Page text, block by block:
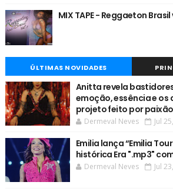
MIX TAPE - Reggaeton Brasil
ÚLTIMAS NOVIDADES
Anitta revela bastidores
emoção, essência e os
projeto feito por
Dermeval Neves Jul
Emilia lança “Emilia
histórica Era ".mp3"
Dermeval Neves Jul